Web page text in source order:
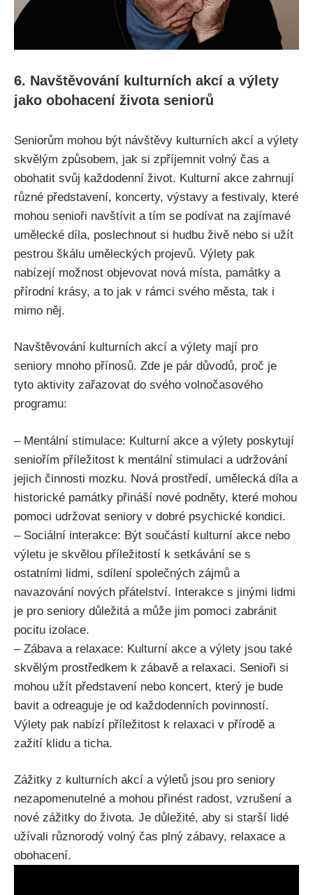
6. Navštěvování kulturních akcí a výlety
jako obohacení života seniorů
Seniorům mohou být návštěvy kulturních akcí a výlety
skvělým způsobem, jak si zpříjemnit volný čas a
obohatit svůj každodenní život. Kulturní akce zahrnují
různé představení, koncerty, výstavy a festivaly, které
mohou senioři navštívit a tím se podívat na zajímavé
umělecké díla, poslechnout si hudbu živě nebo si užít
pestrou škálu uměleckých projevů. Výlety pak
nabízejí možnost objevovat nová místa, památky a
přírodní krásy, a to jak v rámci svého města, tak i
mimo něj.
Navštěvování kulturních akcí a výlety mají pro
seniory mnoho přínosů. Zde je pár důvodů, proč je
tyto aktivity zařazovat do svého volnočasového
programu:
– Mentální stimulace: Kulturní akce a výlety poskytují
seniořím příležitost k mentální stimulaci a udržování
jejich činnosti mozku. Nová prostředí, umělecká díla a
historické památky přináší nové podněty, které mohou
pomoci udržovat seniory v dobré psychické kondici.
– Sociální interakce: Být součástí kulturní akce nebo
výletu je skvělou příležitostí k setkávání se s
ostatními lidmi, sdílení společných zájmů a
navazování nových přátelství. Interakce s jinými lidmi
je pro seniory důležitá a může jim pomoci zabránit
pocitu izolace.
– Zábava a relaxace: Kulturní akce a výlety jsou také
skvělým prostředkem k zábavě a relaxaci. Senioři si
mohou užít představení nebo koncert, který je bude
bavit a odreaguje je od každodenních povinností.
Výlety pak nabízí příležitost k relaxaci v přírodě a
zažití klidu a ticha.
Zážitky z kulturních akcí a výletů jsou pro seniory
nezapomenutelné a mohou přinést radost, vzrušení a
nové zážitky do života. Je důležité, aby si starší lidé
užívali různorodý volný čas plný zábavy, relaxace a
obohacení.